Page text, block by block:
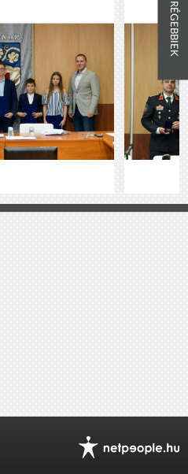
RÉGEBBIEK